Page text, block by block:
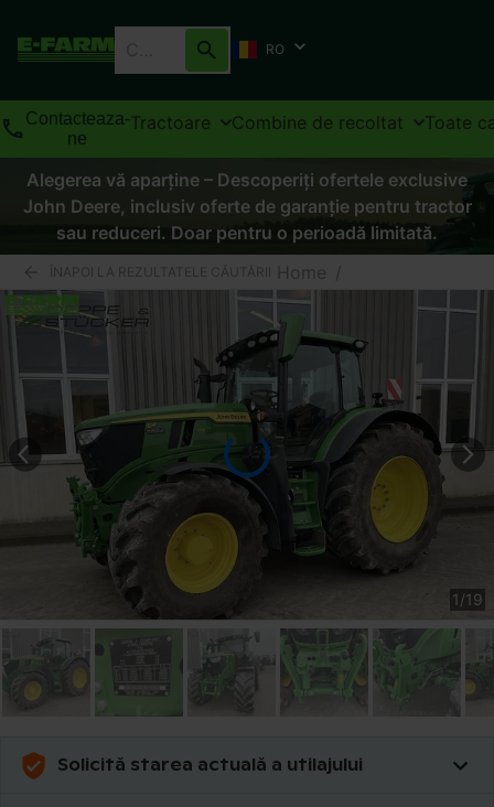
RO
Contacteaza-
ne
Tractoare Combine de recoltat Toate
Alegerea vă aparține – Descoperiți ofertele exclusive
John Deere, inclusiv oferte de garanție pentru tractor
sau reduceri. Doar pentru o perioadă limitată.
ÎNAPOI LA REZULTATELE CĂUTĂRII Home /
1/19
Solicită starea actuală a utilajului